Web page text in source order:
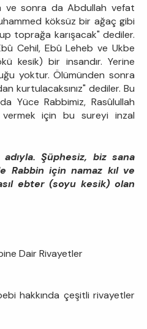
ve sonra da Abdullah vefat
köksüz bir ağaç gibi
toprağa karışacak" dediler.
Cehil, Ebû Leheb ve Ukbe
kesik) bir insandır. Yerine
yoktur. Ölümünden sonra
kurtulacaksınız" dediler. Bu
Yüce Rabbimiz, Rasûlullah
vermek için bu sureyi inzal
adıyla. Şüphesiz, biz sana
Rabbin için namaz kıl ve
ebter (soyu kesik) olan
Dair Rivayetler
hakkında çeşitli rivayetler